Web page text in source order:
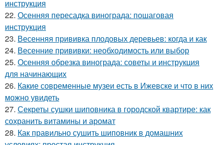
инструкция
22. Осенняя пересадка винограда: пошаговая
инструкция
23. Весенняя прививка плодовых деревьев: когда и как
24. Весенние прививки: необходимость или выбор
25. Осенняя обрезка винограда: советы и инструкция
для начинающих
26. Какие современные музеи есть в Ижевске и что в них
можно увидеть
27. Секреты сушки шиповника в городской квартире: как
сохранить витамины и аромат
28. Как правильно сушить шиповник в домашних